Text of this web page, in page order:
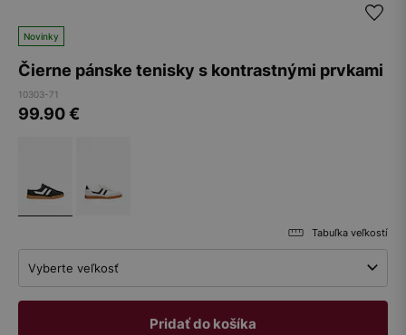
Novinky
Čierne pánske tenisky s kontrastnými prvkami
10303-71
99.90€
Tabuľka veľkostí
Vyberte veľkosť
Pridať do košíka